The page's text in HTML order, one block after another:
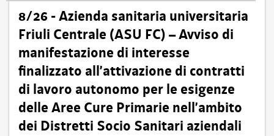
8/26 - Azienda sanitaria universitaria
Friuli Centrale (ASU FC) – Avviso di
manifestazione di interesse
finalizzato all’attivazione di contratti
di lavoro autonomo per le esigenze
delle Aree Cure Primarie nell’ambito
dei Distretti Socio Sanitari aziendali